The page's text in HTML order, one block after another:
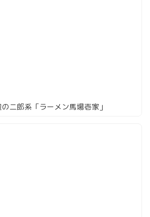
二郎系「ラーメン馬場壱家」